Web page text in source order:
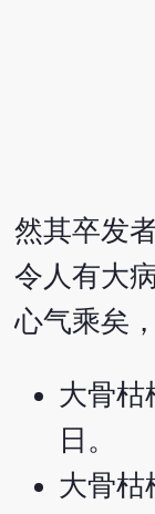
然其卒发
令人有大
心气乘矣
大骨枯
日。
大骨枯